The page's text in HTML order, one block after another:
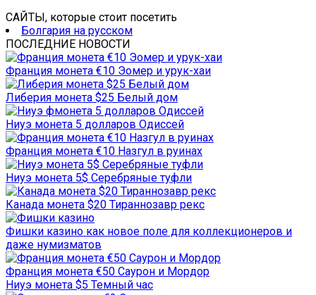
САЙТЫ, которые стоит посетить
Болгария на русском
ПОСЛЕДНИЕ НОВОСТИ
Франция монета €10 Эомер и урук-хаи
Либерия монета $25 Белый дом
Ниуэ монета 5 долларов Одиссей
Франция монета €10 Назгул в руинах
Ниуэ монета 5$ Серебряные туфли
Канада монета $20 Тираннозавр рекс
Фишки казино как новое поле для коллекционеров и
даже нумизматов
Франция монета €50 Саурон и Мордор
Ниуэ монета $5 Темный час